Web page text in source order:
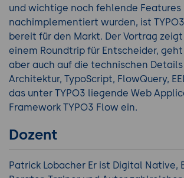
und wichtige noch fehlende Features
nachimplementiert wurden, ist
bereit für den Markt. Der Vortrag
einem Roundtrip für Entscheider,
aber auch auf die technischen
Architektur, TypoScript, FlowQuery,
das unter TYPO3 liegende Web
Framework TYPO3 Flow ein.
Dozent
Patrick Lobacher Er ist Digital Native,